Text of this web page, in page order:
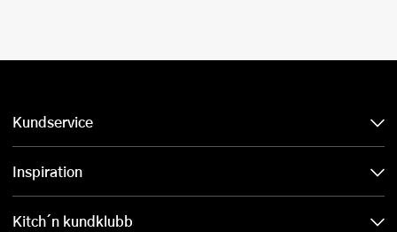
Kundservice
Inspiration
Kitch´n kundklubb